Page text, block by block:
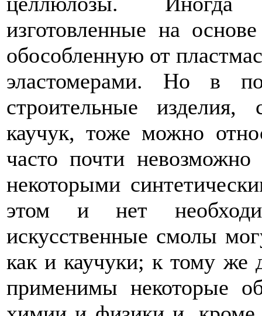
изготовленные на
обособленную от
эластомерами. Но в
строительные
каучук, тоже можно
часто почти
некоторыми
этом и нет
искусственные смолы
как и каучуки; к тому же
применимы некоторые